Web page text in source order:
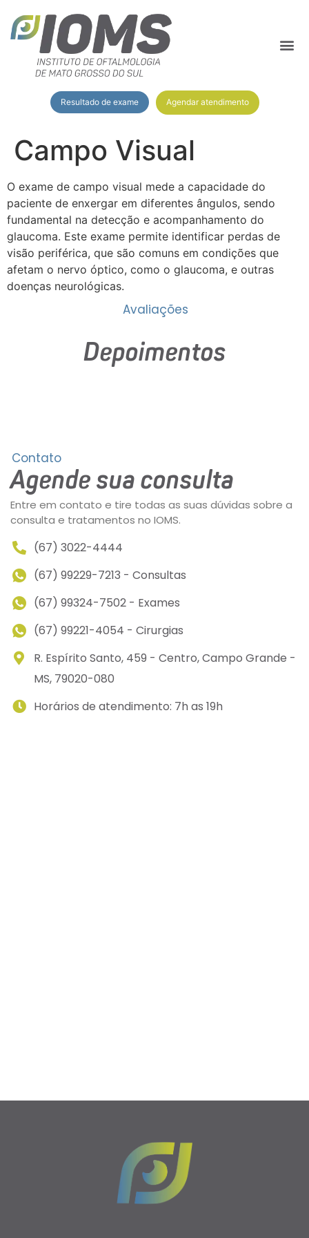
Resultado de exame Agendar atendimento
Campo Visual
O exame de campo visual mede a capacidade do
paciente de enxergar em diferentes ângulos, sendo
fundamental na detecção e acompanhamento do
glaucoma. Este exame permite identificar perdas de
visão periférica, que são comuns em condições que
afetam o nervo óptico, como o glaucoma, e outras
doenças neurológicas.
Avaliações
Depoimentos
Contato
Agende sua consulta
Entre em contato e tire todas as suas dúvidas sobre a
consulta e tratamentos no IOMS.
(67) 3022-4444
(67) 99229-7213 - Consultas
(67) 99324-7502 - Exames
(67) 99221-4054 - Cirurgias
R. Espírito Santo, 459 - Centro, Campo Grande -
MS, 79020-080
Horários de atendimento: 7h as 19h